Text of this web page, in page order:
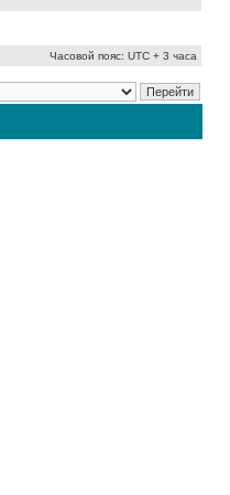
Часовой пояс: UTC + 3 часа